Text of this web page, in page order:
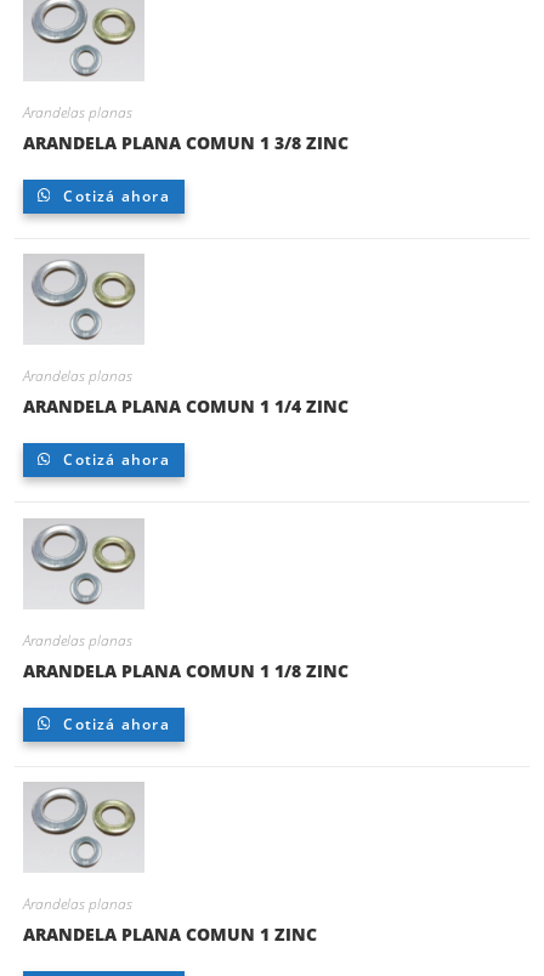
Arandelas planas
ARANDELA PLANA COMUN 1 3/8 ZINC
Cotizá ahora
Arandelas planas
ARANDELA PLANA COMUN 1 1/4 ZINC
Cotizá ahora
Arandelas planas
ARANDELA PLANA COMUN 1 1/8 ZINC
Cotizá ahora
Arandelas planas
ARANDELA PLANA COMUN 1 ZINC